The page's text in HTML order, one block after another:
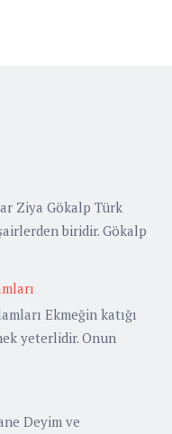
Ziya Gökalp Türk
biridir. Gökalp
Ekmeğin katığı
yeterlidir. Onun
Deyim ve